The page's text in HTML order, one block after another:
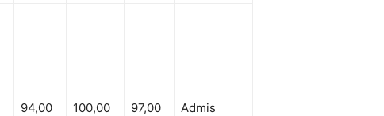
94,00 100,00 97,00 Admis